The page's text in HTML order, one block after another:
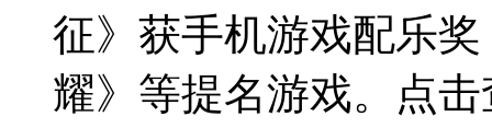
征》获手机游戏配乐
耀》等提名游戏。点